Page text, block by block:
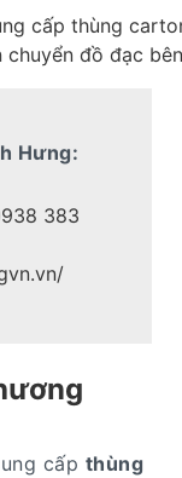
cấp thùng
đồ đạc
Hưng:
383
cấp thùng